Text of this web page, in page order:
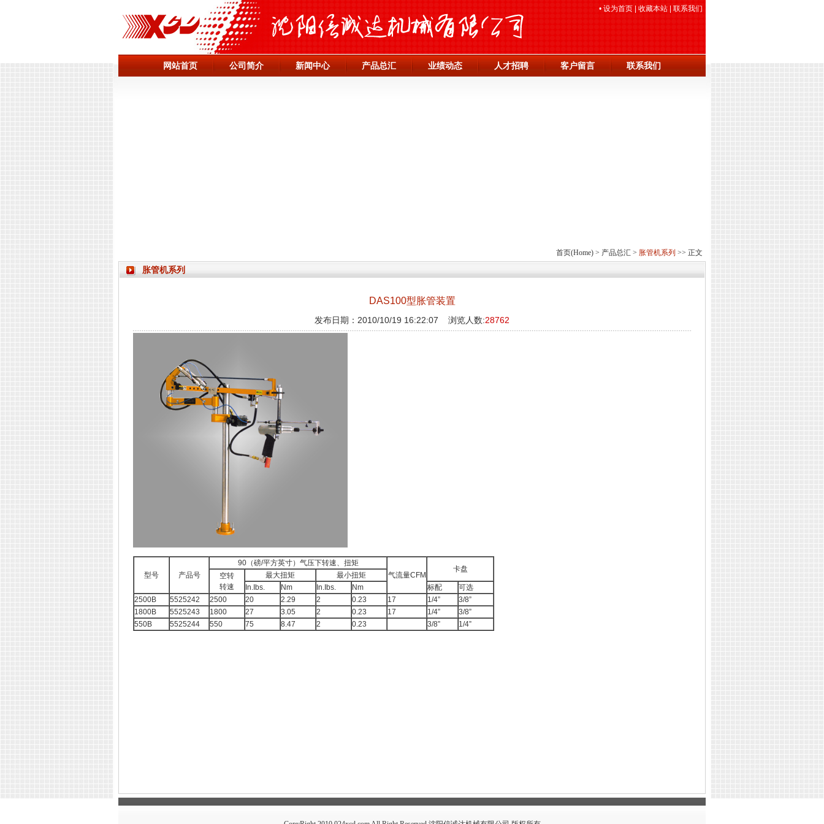
• 设为首页 收藏本站 联系我们
网站首页 公司简介 新闻中心 产品总汇 业绩动态 人才招聘 客户留言 联系我们
首页(Home) > 产品总汇 > 胀管机系列 >> 正文
胀管机系列
DAS100型胀管装置
发布日期：2010/10/19 16:22:07 浏览人数:28762
型号 产品号
90（磅/平方英寸）气压下转速、扭矩
气流量CFM
卡盘
空转
转速
最大扭矩
最小扭矩
In.Ibs.
Nm In.Ibs. Nm 标配
可选
2500B
5525242 2500 20 2.29 2 0.23 17 1/4”
3/8”
1800B
5525243 1800 27 3.05 2 0.23 17 1/4”
3/8”
550B
5525244 550 75 8.47 2 0.23 3/8” 1/4”